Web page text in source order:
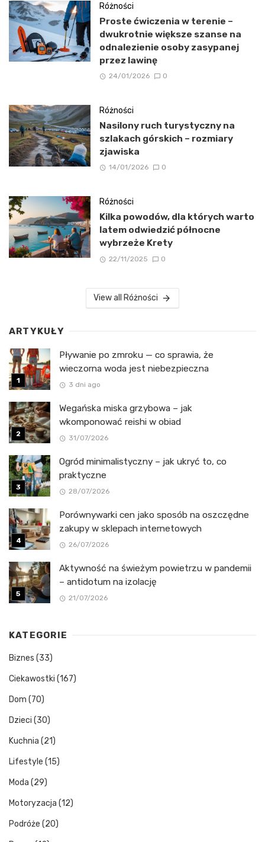
Różności
Proste ćwiczenia w terenie –
dwukrotnie większe szanse na
odnalezienie osoby zasypanej
przez lawinę
24/01/2026 0
Różności
Nasilony ruch turystyczny na
szlakach górskich – rozmiary
zjawiska
14/01/2026 0
Różności
Kilka powodów, dla których warto
latem odwiedzić północne
wybrzeże Krety
22/11/2025 0
View all Różności
ARTYKUŁY
Pływanie po zmroku — co sprawia, że
wieczorna woda jest niebezpieczna
3 dni ago
Wegańska miska grzybowa – jak
wkomponować reishi w obiad
31/07/2026
Ogród minimalistyczny – jak ukryć to, co
praktyczne
28/07/2026
Porównywarki cen jako sposób na oszczędne
zakupy w sklepach internetowych
26/07/2026
Aktywność na świeżym powietrzu w pandemii
– antidotum na izolację
21/07/2026
KATEGORIE
Biznes (33)
Ciekawostki (167)
Dom (70)
Dzieci (30)
Kuchnia (21)
Lifestyle (15)
Moda (29)
Motoryzacja (12)
Podróże (20)